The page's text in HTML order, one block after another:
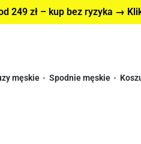
249 zł – kup bez ryzyka →
męskie Spodnie męskie